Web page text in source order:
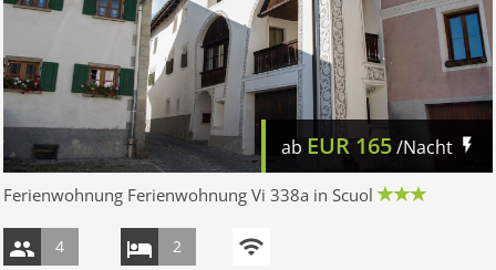
ab EUR 165/Nacht
Ferienwohnung Ferienwohnung Vi 338a in Scuol
4 2